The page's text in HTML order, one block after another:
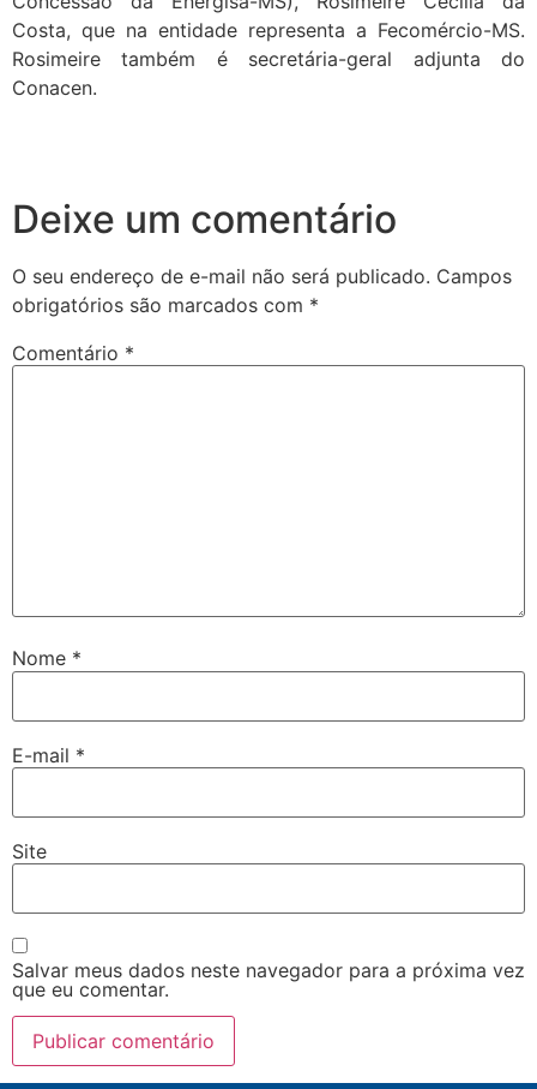
Costa, que na entidade representa a Fecomércio-MS.
Rosimeire também é secretária-geral adjunta do
Conacen.
Deixe um comentário
O seu endereço de e-mail não será publicado. Campos
obrigatórios são marcados com *
Comentário *
Nome *
E-mail *
Site
Salvar meus dados neste navegador para a próxima vez
que eu comentar.